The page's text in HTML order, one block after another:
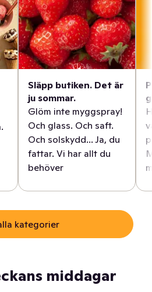
Släpp butiken. Det är
ju sommar.
Glöm inte myggspray!
Och glass. Och saft.
Och solskydd... Ja, du
fattar. Vi har allt du
behöver
kategorier
middagar